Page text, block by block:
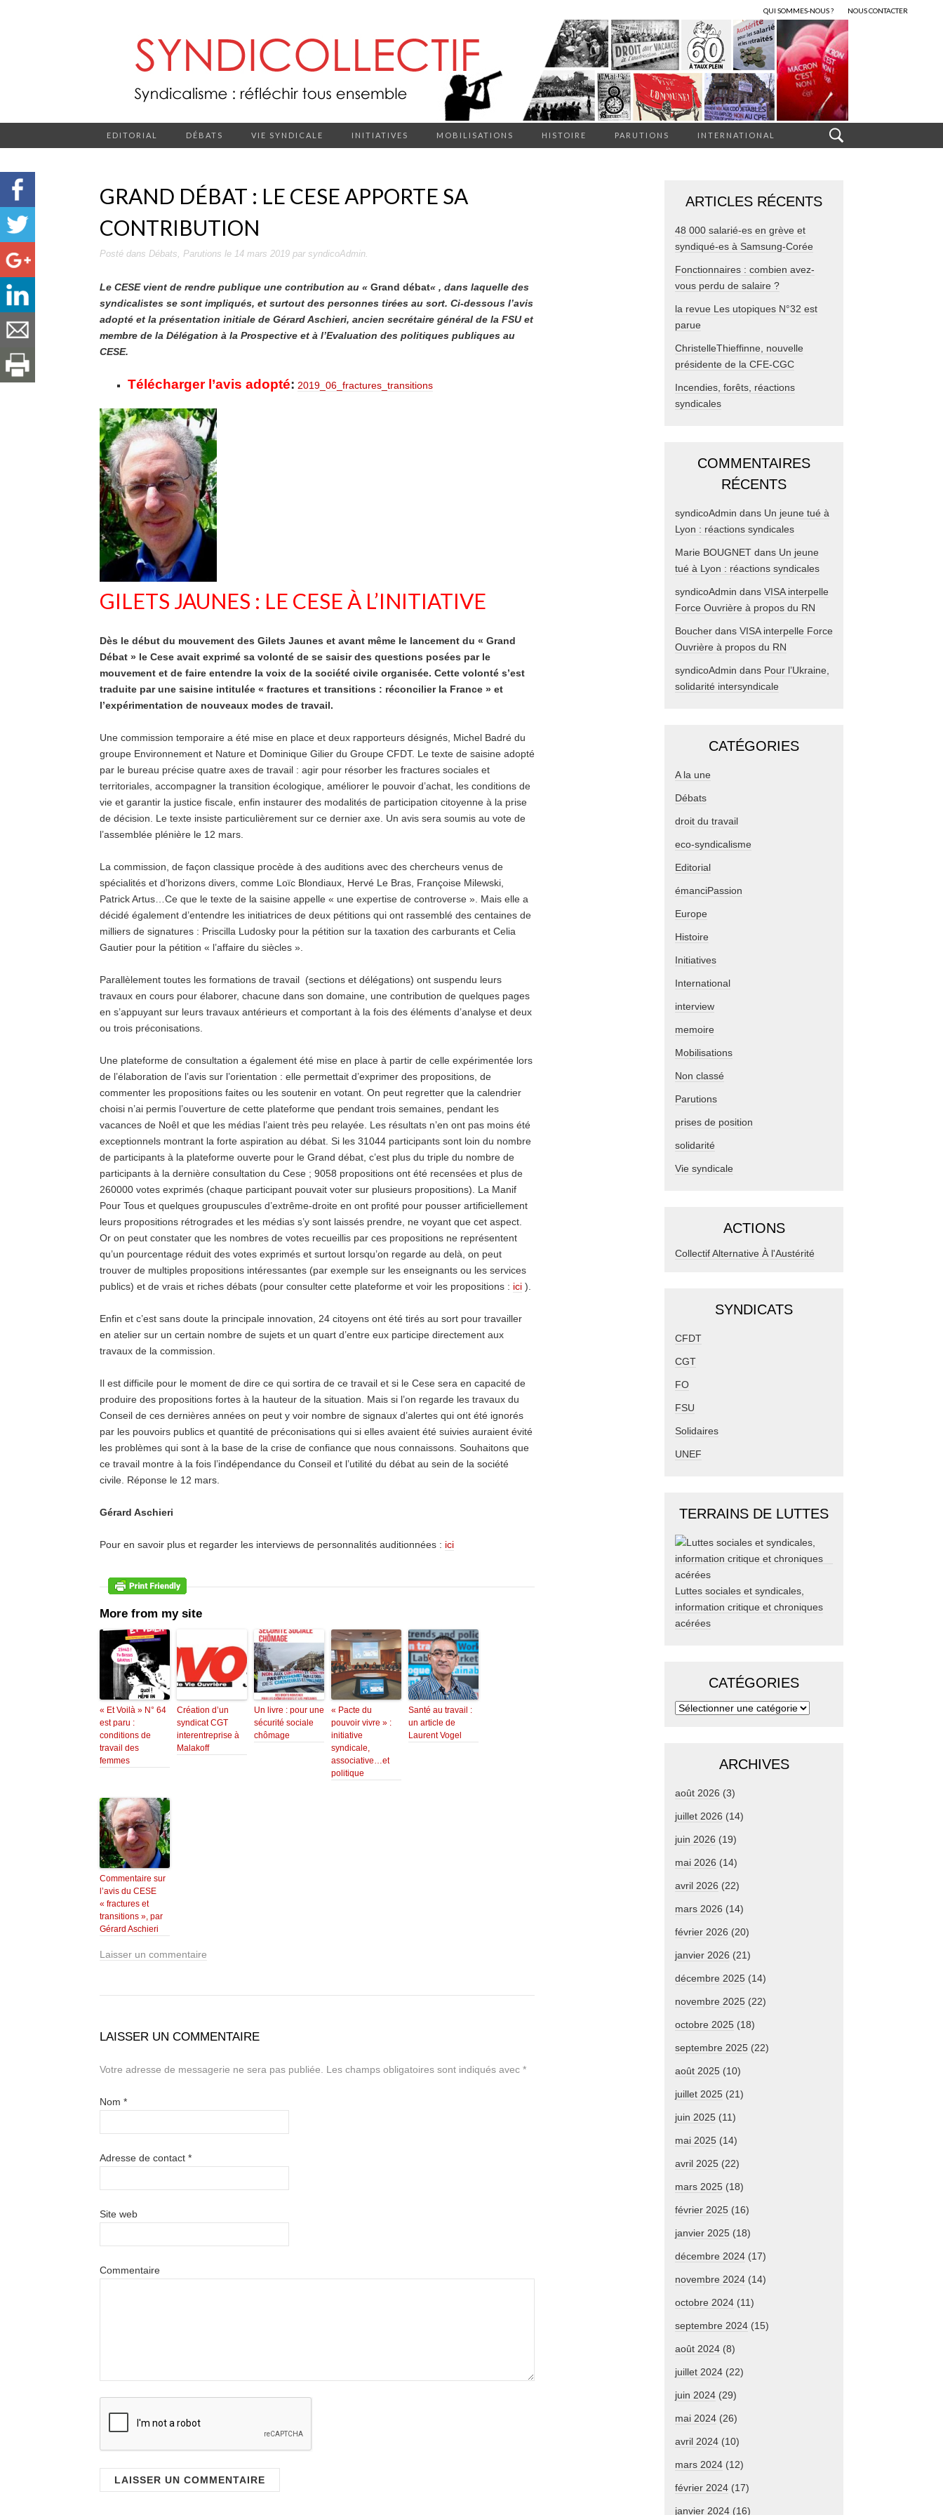
QUI SOMMES-NOUS ? NOUS CONTACTER
EDITORIAL DÉBATS VIE SYNDICALE INITIATIVES MOBILISATIONS HISTOIRE PARUTIONS INTERNATIONAL
GRAND DÉBAT : LE CESE APPORTE SA
CONTRIBUTION
Posté dans Débats, Parutions le 14 mars 2019 par syndicoAdmin.
Le CESE vient de rendre publique une contribution au « Grand débat« , dans laquelle des
syndicalistes se sont impliqués, et surtout des personnes tirées au sort. Ci-dessous l’avis
adopté et la présentation initiale de Gérard Aschieri, ancien secrétaire général de la FSU et
membre de la Délégation à la Prospective et à l’Evaluation des politiques publiques au
CESE.
Télécharger l’avis adopté: 2019_06_fractures_transitions
GILETS JAUNES : LE CESE À L’INITIATIVE
Dès le début du mouvement des Gilets Jaunes et avant même le lancement du « Grand
Débat » le Cese avait exprimé sa volonté de se saisir des questions posées par le
mouvement et de faire entendre la voix de la société civile organisée. Cette volonté s’est
traduite par une saisine intitulée « fractures et transitions : réconcilier la France » et
l’expérimentation de nouveaux modes de travail.
Une commission temporaire a été mise en place et deux rapporteurs désignés, Michel Badré du
groupe Environnement et Nature et Dominique Gilier du Groupe CFDT. Le texte de saisine adopté
par le bureau précise quatre axes de travail : agir pour résorber les fractures sociales et
territoriales, accompagner la transition écologique, améliorer le pouvoir d’achat, les conditions de
vie et garantir la justice fiscale, enfin instaurer des modalités de participation citoyenne à la prise
de décision. Le texte insiste particulièrement sur ce dernier axe. Un avis sera soumis au vote de
l’assemblée plénière le 12 mars.
La commission, de façon classique procède à des auditions avec des chercheurs venus de
spécialités et d’horizons divers, comme Loïc Blondiaux, Hervé Le Bras, Françoise Milewski,
Patrick Artus…Ce que le texte de la saisine appelle « une expertise de controverse ». Mais elle a
décidé également d’entendre les initiatrices de deux pétitions qui ont rassemblé des centaines de
milliers de signatures : Priscilla Ludosky pour la pétition sur la taxation des carburants et Celia
Gautier pour la pétition « l’affaire du siècles ».
Parallèlement toutes les formations de travail (sections et délégations) ont suspendu leurs
travaux en cours pour élaborer, chacune dans son domaine, une contribution de quelques pages
en s’appuyant sur leurs travaux antérieurs et comportant à la fois des éléments d’analyse et deux
ou trois préconisations.
Une plateforme de consultation a également été mise en place à partir de celle expérimentée lors
de l’élaboration de l’avis sur l’orientation : elle permettait d’exprimer des propositions, de
commenter les propositions faites ou les soutenir en votant. On peut regretter que la calendrier
choisi n’ai permis l’ouverture de cette plateforme que pendant trois semaines, pendant les
vacances de Noêl et que les médias l’aient très peu relayée. Les résultats n’en ont pas moins été
exceptionnels montrant la forte aspiration au débat. Si les 31044 participants sont loin du nombre
de participants à la plateforme ouverte pour le Grand débat, c’est plus du triple du nombre de
participants à la dernière consultation du Cese ; 9058 propositions ont été recensées et plus de
260000 votes exprimés (chaque participant pouvait voter sur plusieurs propositions). La Manif
Pour Tous et quelques groupuscules d’extrême-droite en ont profité pour pousser artificiellement
leurs propositions rétrogrades et les médias s’y sont laissés prendre, ne voyant que cet aspect.
Or on peut constater que les nombres de votes recueillis par ces propositions ne représentent
qu’un pourcentage réduit des votes exprimés et surtout lorsqu’on regarde au delà, on peut
trouver de multiples propositions intéressantes (par exemple sur les enseignants ou les services
publics) et de vrais et riches débats (pour consulter cette plateforme et voir les propositions : ici ).
Enfin et c’est sans doute la principale innovation, 24 citoyens ont été tirés au sort pour travailler
en atelier sur un certain nombre de sujets et un quart d’entre eux participe directement aux
travaux de la commission.
Il est difficile pour le moment de dire ce qui sortira de ce travail et si le Cese sera en capacité de
produire des propositions fortes à la hauteur de la situation. Mais si l’on regarde les travaux du
Conseil de ces dernières années on peut y voir nombre de signaux d’alertes qui ont été ignorés
par les pouvoirs publics et quantité de préconisations qui si elles avaient été suivies auraient évité
les problèmes qui sont à la base de la crise de confiance que nous connaissons. Souhaitons que
ce travail montre à la fois l’indépendance du Conseil et l’utilité du débat au sein de la société
civile. Réponse le 12 mars.
Gérard Aschieri
Pour en savoir plus et regarder les interviews de personnalités auditionnées : ici
More from my site
« Et Voilà » N° 64
est paru :
conditions de
travail des
femmes
Création d’un
syndicat CGT
interentreprise à
Malakoff
Un livre : pour une
sécurité sociale
chômage
« Pacte du
pouvoir vivre » :
initiative
syndicale,
associative…et
politique
Santé au travail :
un article de
Laurent Vogel
Commentaire sur
l’avis du CESE
« fractures et
transitions », par
Gérard Aschieri
Laisser un commentaire
LAISSER UN COMMENTAIRE
Votre adresse de messagerie ne sera pas publiée. Les champs obligatoires sont indiqués avec *
Nom *
Adresse de contact *
Site web
Commentaire
ARTICLES RÉCENTS
48 000 salarié-es en grève et
syndiqué-es à Samsung-Corée
Fonctionnaires : combien avez-
vous perdu de salaire ?
la revue Les utopiques N°32 est
parue
ChristelleThieffinne, nouvelle
présidente de la CFE-CGC
Incendies, forêts, réactions
syndicales
COMMENTAIRES
RÉCENTS
syndicoAdmin dans Un jeune tué à
Lyon : réactions syndicales
Marie BOUGNET dans Un jeune
tué à Lyon : réactions syndicales
syndicoAdmin dans VISA interpelle
Force Ouvrière à propos du RN
Boucher dans VISA interpelle Force
Ouvrière à propos du RN
syndicoAdmin dans Pour l’Ukraine,
solidarité intersyndicale
CATÉGORIES
A la une
Débats
droit du travail
eco-syndicalisme
Editorial
émanciPassion
Europe
Histoire
Initiatives
International
interview
memoire
Mobilisations
Non classé
Parutions
prises de position
solidarité
Vie syndicale
ACTIONS
Collectif Alternative À l'Austérité
SYNDICATS
CFDT
CGT
FO
FSU
Solidaires
UNEF
TERRAINS DE LUTTES
Luttes sociales et syndicales,
information critique et chroniques
acérées
CATÉGORIES
ARCHIVES
août 2026 (3)
juillet 2026 (14)
juin 2026 (19)
mai 2026 (14)
avril 2026 (22)
mars 2026 (14)
février 2026 (20)
janvier 2026 (21)
décembre 2025 (14)
novembre 2025 (22)
octobre 2025 (18)
septembre 2025 (22)
août 2025 (10)
juillet 2025 (21)
juin 2025 (11)
mai 2025 (14)
avril 2025 (22)
mars 2025 (18)
février 2025 (16)
janvier 2025 (18)
décembre 2024 (17)
novembre 2024 (14)
octobre 2024 (11)
septembre 2024 (15)
août 2024 (8)
juillet 2024 (22)
juin 2024 (29)
mai 2024 (26)
avril 2024 (10)
mars 2024 (12)
février 2024 (17)
janvier 2024 (16)